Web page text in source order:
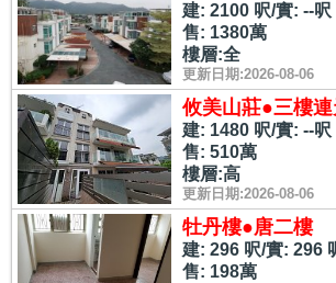
建: 2100 呎/實: --呎
售: 1380萬
樓層:全
更新日期:2026-08-06
攸美山莊●三樓連
建: 1480 呎/實: --呎
售: 510萬
樓層:高
更新日期:2026-08-06
牡丹樓●唐二樓
建: 296 呎/實: 296
售: 198萬